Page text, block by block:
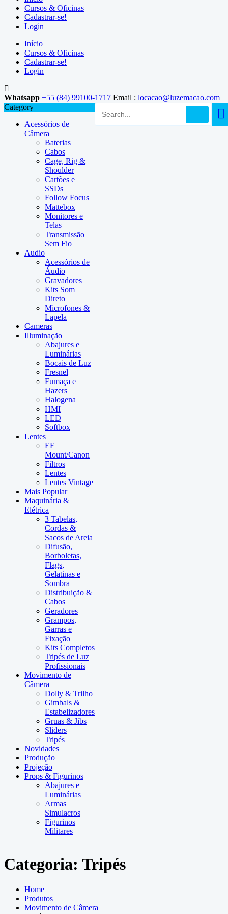
Cursos & Oficinas
Cadastrar-se!
Login
Início
Cursos & Oficinas
Cadastrar-se!
Login
Whatsapp +55 (84) 99100-1717 Email : locacao@luzemacao.com
Category
Acessórios de
Câmera
Baterias
Cabos
Cage, Rig &
Shoulder
Cartões e
SSDs
Follow Focus
Mattebox
Monitores e
Telas
Transmissão
Sem Fio
Audio
Acessórios de
Áudio
Gravadores
Kits Som
Direto
Microfones &
Lapela
Cameras
Illuminação
Abajures e
Luminárias
Bocais de Luz
Fresnel
Fumaça e
Hazers
Halogena
HMI
LED
Softbox
Lentes
EF
Mount/Canon
Filtros
Lentes
Lentes Vintage
Mais Popular
Maquinária &
Elétrica
3 Tabelas,
Cordas &
Sacos de Areia
Difusão,
Borboletas,
Flags,
Gelatinas e
Sombra
Distribuição &
Cabos
Geradores
Grampos,
Garras e
Fixação
Kits Completos
Tripés de Luz
Profissionais
Movimento de
Câmera
Dolly & Trilho
Gimbals &
Estabelizadores
Gruas & Jibs
Sliders
Tripés
Novidades
Produção
Projeção
Props & Figurinos
Abajures e
Luminárias
Armas
Simulacros
Figurinos
Militares
Categoria: Tripés
Home
Produtos
Movimento de Câmera